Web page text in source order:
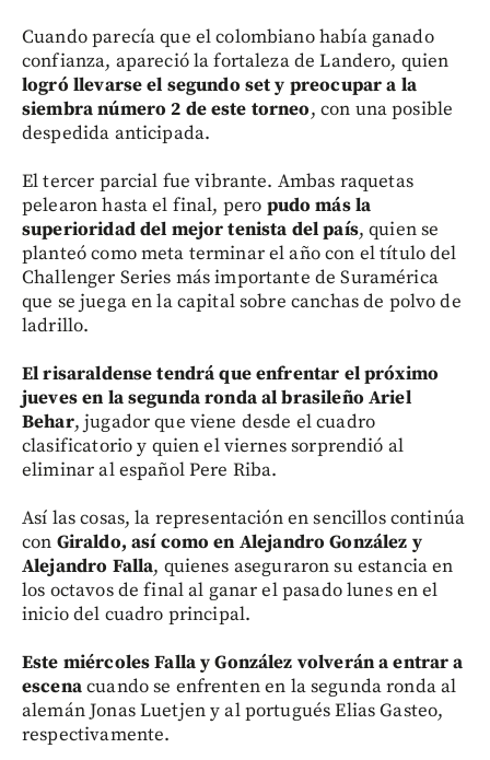
Cuando parecía que el colombiano había ganado
confianza, apareció la fortaleza de Landero, quien
logró llevarse el segundo set y preocupar a la
siembra número 2 de este torneo, con una posible
despedida anticipada.
El tercer parcial fue vibrante. Ambas raquetas
pelearon hasta el final, pero pudo más la
superioridad del mejor tenista del país, quien se
planteó como meta terminar el año con el título del
Challenger Series más importante de Suramérica
que se juega en la capital sobre canchas de polvo de
ladrillo.
El risaraldense tendrá que enfrentar el próximo
jueves en la segunda ronda al brasileño Ariel
Behar, jugador que viene desde el cuadro
clasificatorio y quien el viernes sorprendió al
eliminar al español Pere Riba.
Así las cosas, la representación en sencillos continúa
con Giraldo, así como en Alejandro González y
Alejandro Falla, quienes aseguraron su estancia en
los octavos de final al ganar el pasado lunes en el
inicio del cuadro principal.
Este miércoles Falla y González volverán a entrar a
escenacuando se enfrenten en la segunda ronda al
alemán Jonas Luetjen y al portugués Elias Gasteo,
respectivamente.